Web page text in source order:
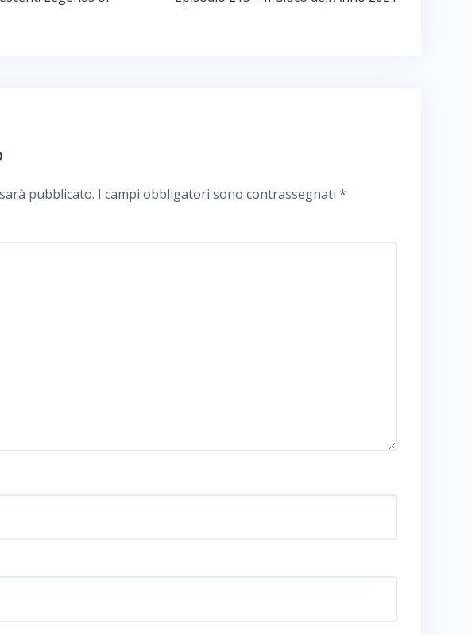
pubblicato. I campi obbligatori sono contrassegnati *